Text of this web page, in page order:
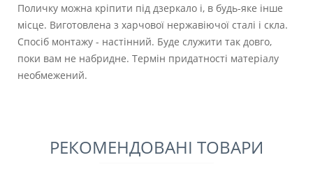
Поличку можна кріпити під дзеркало і, в будь-яке інше
місце. Виготовлена з харчової нержавіючої сталі і скла.
Спосіб монтажу - настінний. Буде служити так довго,
поки вам не набридне. Термін придатності матеріалу
необмежений.
РЕКОМЕНДОВАНІ ТОВАРИ